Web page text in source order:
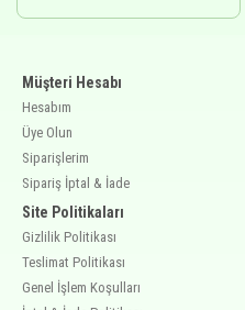
Müşteri Hesabı
Hesabım
Üye Olun
Siparişlerim
Sipariş İptal & İade
Site Politikaları
Gizlilik Politikası
Teslimat Politikası
Genel İşlem Koşulları